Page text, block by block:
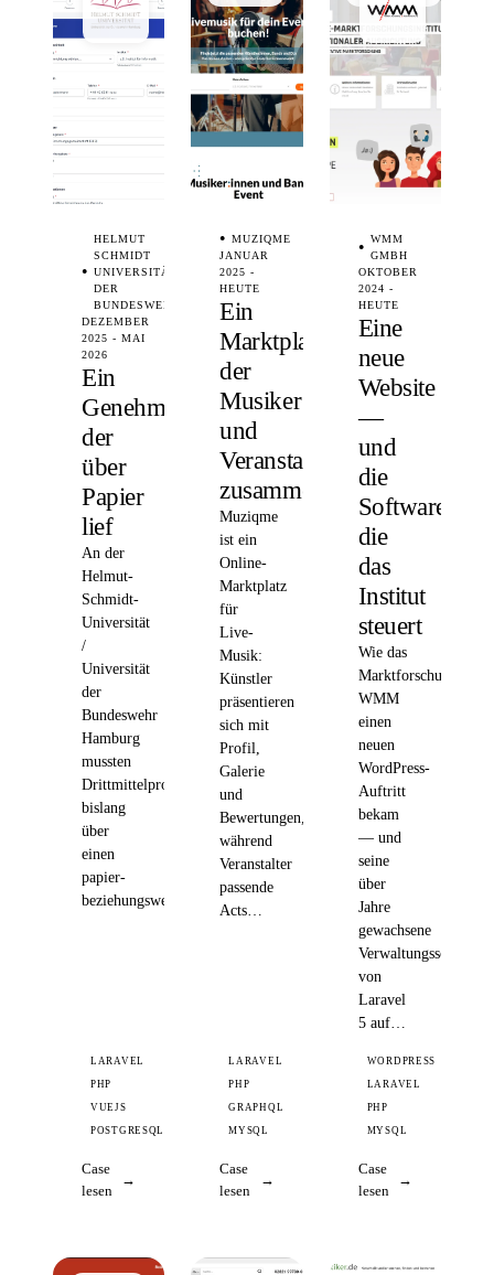
HELMUT
SCHMIDT
UNIVERSITÄT
DER
BUNDESWEHR
DEZEMBER
2025 - MAI
2026
Ein
Genehmigungsprozess,
der
über
Papier
lief
An der
Helmut-
Schmidt-
Universität
/
Universität
der
Bundeswehr
Hamburg
mussten
Drittmittelprojekte
bislang
über
einen
papier-
beziehungsweise…
LARAVEL
PHP
VUEJS
POSTGRESQL
Case
lesen
MUZIQME
JANUAR
2025 -
HEUTE
Ein
Marktplatz,
der
Musiker
und
Veranstalter
zusammenbringt
Muziqme
ist ein
Online-
Marktplatz
für
Live-
Musik:
Künstler
präsentieren
sich mit
Profil,
Galerie
und
Bewertungen,
während
Veranstalter
passende
Acts…
LARAVEL
PHP
GRAPHQL
MYSQL
Case
lesen
WMM
GMBH
OKTOBER
2024 -
HEUTE
Eine
neue
Website
—
und
die
Software,
die
das
Institut
steuert
Wie das
WMM
einen
neuen
WordPress-
Auftritt
bekam
— und
seine
über
Jahre
gewachsene
Verwaltungssoftware
von
Laravel
5 auf…
WORDPRESS
LARAVEL
PHP
MYSQL
Case
lesen